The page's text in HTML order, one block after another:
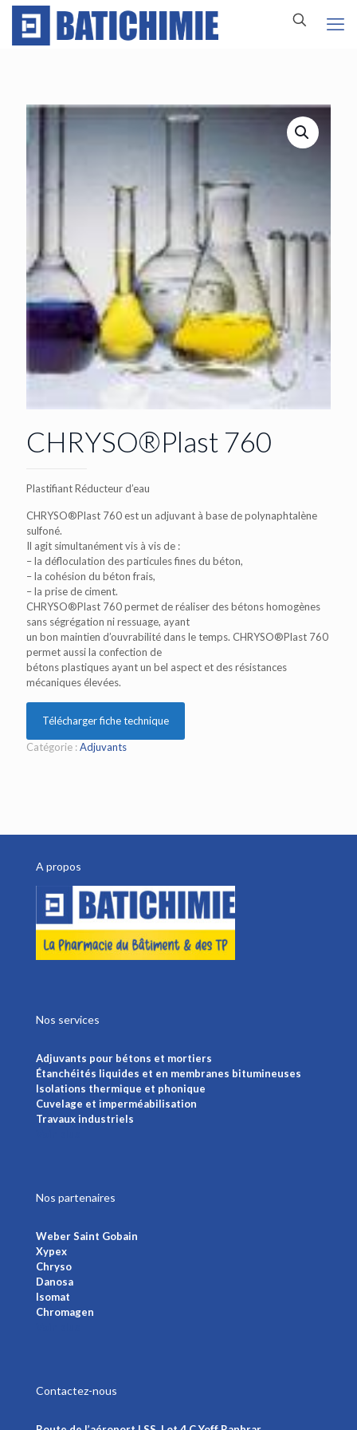
CHRYSO®Plast 760
Plastifiant Réducteur d’eau
CHRYSO®Plast 760 est un adjuvant à base de polynaphtalène
sulfoné.
Il agit simultanément vis à vis de :
– la défloculation des particules fines du béton,
– la cohésion du béton frais,
– la prise de ciment.
CHRYSO®Plast 760 permet de réaliser des bétons homogènes
sans ségrégation ni ressuage, ayant
un bon maintien d’ouvrabilité dans le temps. CHRYSO®Plast 760
permet aussi la confection de
bétons plastiques ayant un bel aspect et des résistances
mécaniques élevées.
Télécharger fiche technique
Catégorie :Adjuvants
A propos
Nos services
Adjuvants pour bétons et mortiers
Étanchéités liquides et en membranes bitumineuses
Isolations thermique et phonique
Cuvelage et imperméabilisation
Travaux industriels
Nos partenaires
Weber Saint Gobain
Xypex
Chryso
Danosa
Isomat
Chromagen
Contactez-nous